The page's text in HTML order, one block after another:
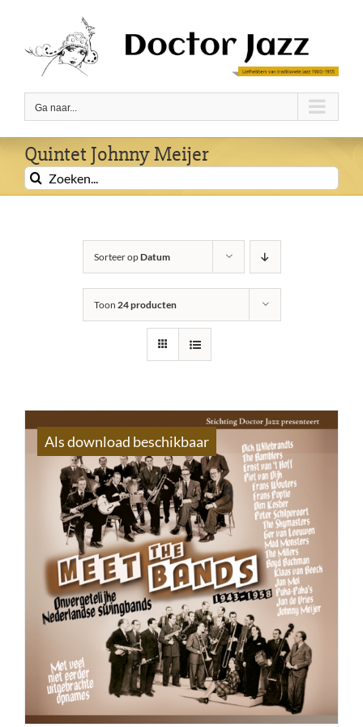
inhoud
Ga naar...
Quintet Johnny Meijer
Zoeken
naar:
Sorteer opDatum
Toon 24 producten
Als download beschikbaar